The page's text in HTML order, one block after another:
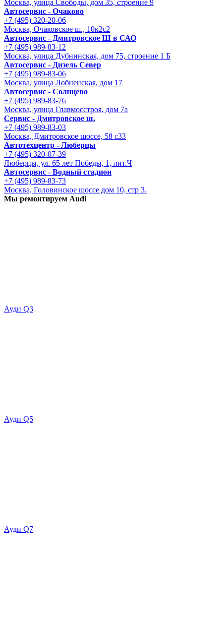
Москва, улица Свободы, дом 35, строение 9
Автосервис - Очаково
+7 (495) 320-20-06
Москва, Очаковское ш., 10к2с2
Автосервис - Дмитровское Ш в САО
+7 (495) 989-83-12
Москва, улица Дубнинская, дом 75, строение 1 Б
Автосервис - Дизель Север
+7 (495) 989-83-06
Москва, улица Лобненская, дом 17
Автосервис - Солнцево
+7 (495) 989-83-76
Москва, улица Главмосстроя, дом 7а
Сервис - Дмитровское ш.
+7 (495) 989-83-03
Москва, Дмитровское шоссе, 58 с33
Автотехцентр - Люберцы
+7 (495) 320-07-39
Люберцы, ул. 65 лет Победы, 1, лит.Ч
Автосервис - Водный стадион
+7 (495) 989-83-73
Москва, Головинское шоссе дом 10, стр 3.
Мы ремонтируем Audi
Ауди Q3
Ауди Q5
Ауди Q7